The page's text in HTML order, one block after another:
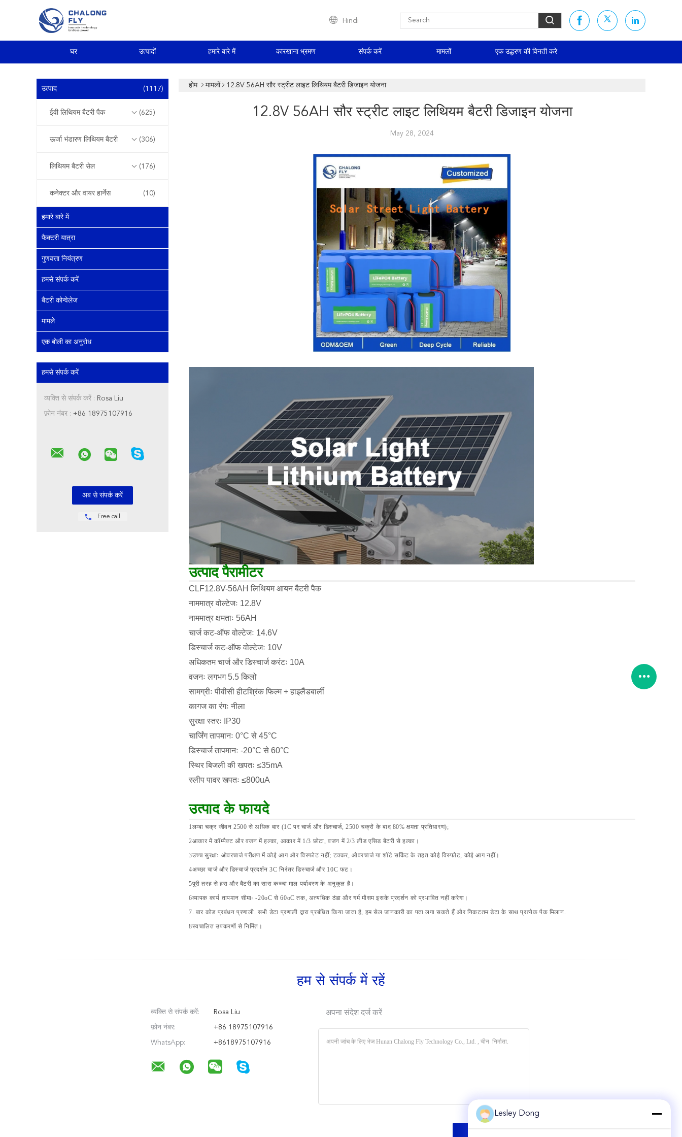
Hindi
घर उत्पादों हमारे बारे में कारखाना भ्रमण संपर्क करें मामलों एक उद्धरण की विनती करे
उत्पाद (1117)
ईवी लिथियम बैटरी पैक (625)
ऊर्जा भंडारण लिथियम बैटरी (306)
लिथियम बैटरी सेल (176)
कनेक्टर और वायर हार्नेस (10)
हमारे बारे में
फैक्टरी यात्रा
गुणवत्ता नियंत्रण
हमसे संपर्क करें
बैटरी कोन्वेलेज
मामले
एक बोली का अनुरोध
हमसे संपर्क करें
व्यक्ति से संपर्क करें : Rosa Liu
फ़ोन नंबर : +86 18975107916
Free call
होम मामलों 12.8V 56AH सौर स्ट्रीट लाइट लिथियम बैटरी डिजाइन योजना
12.8V 56AH सौर स्ट्रीट लाइट लिथियम बैटरी डिजाइन योजना
May 28, 2024
उत्पाद पैरामीटर
CLF12.8V-56AH लिथियम आयन बैटरी पैक
नाममात्र वोल्टेजः 12.8V
नाममात्र क्षमताः 56AH
चार्ज कट-ऑफ वोल्टेजः 14.6V
डिस्चार्ज कट-ऑफ वोल्टेजः 10V
अधिकतम चार्ज और डिस्चार्ज करंटः 10A
वजनः लगभग 5.5 किलो
सामग्रीः पीवीसी हीटश्रिंक फिल्म + हाइलैंडबार्ली
कागज का रंगः नीला
सुरक्षा स्तरः IP30
चार्जिंग तापमानः 0°C से 45°C
डिस्चार्ज तापमानः -20°C से 60°C
स्थिर बिजली की खपतः ≤35mA
स्लीप पावर खपतः ≤800uA
उत्पाद के फायदे
1लम्बा चक्र जीवन 2500 से अधिक बार (1C पर चार्ज और डिस्चार्ज, 2500 चक्रों के बाद 80% क्षमता प्रतिधारण);
2आकार में कॉम्पैक्ट और वजन में हल्का, आकार में 1/3 छोटा, वजन में 2/3 लीड एसिड बैटरी से हल्का।
3उच्च सुरक्षाः ओवरचार्ज परीक्षण में कोई आग और विस्फोट नहीं; टक्कर, ओवरचार्ज या शॉर्ट सर्किट के तहत कोई विस्फोट, कोई आग नहीं।
4अच्छा चार्ज और डिस्चार्ज प्रदर्शन 3C निरंतर डिस्चार्ज और 10C फट।
5पूरी तरह से हरा और बैटरी का सारा कच्चा माल पर्यावरण के अनुकूल है।
6व्यापक कार्य तापमान सीमाः -20oC से 60oC तक, अत्यधिक ठंडा और गर्म मौसम इसके प्रदर्शन को प्रभावित नहीं करेगा।
7. बार कोड प्रबंधन प्रणाली. सभी डेटा प्रणाली द्वारा प्रबंधित किया जाता है, हम सेल जानकारी का पता लगा सकते हैं और निकटतम डेटा के साथ प्रत्येक पैक मिलान.
8स्वचालित उपकरणों से निर्मित।
हम से संपर्क में रहें
व्यक्ति से संपर्क करें: Rosa Liu
फ़ोन नंबर: +86 18975107916
WhatsApp: +8618975107916
अपना संदेश दर्ज करें
Lesley Dong